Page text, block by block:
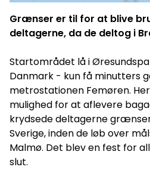
Grænser er til for at blive
deltagerne, da de deltog i
Startområdet lå i
Danmark - kun få minutters
metrostationen Femøren.
mulighed for at aflevere
krydsede deltagerne
Sverige, inden de løb over
Malmø. Det blev en fest for
slut.